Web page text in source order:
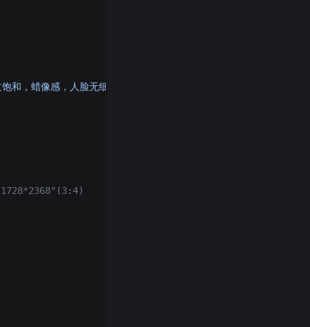
和，蜡像感，人脸无细节，过度光滑，画面具有AI感。构图混乱。文